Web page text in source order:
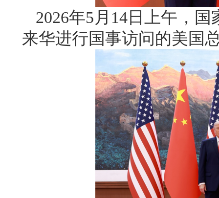
2026年5月14日上午，
来华进行国事访问的美国